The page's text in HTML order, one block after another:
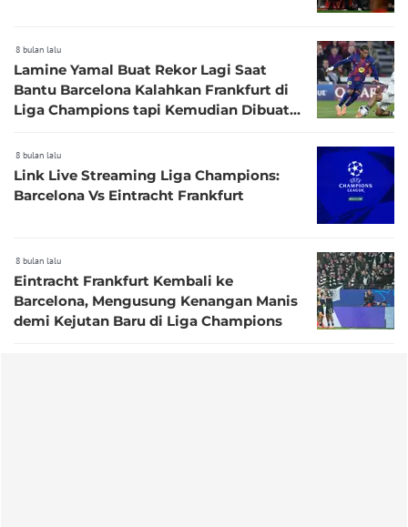
8 bulan lalu
Lamine Yamal Buat Rekor Lagi Saat
Bantu Barcelona Kalahkan Frankfurt di
Liga Champions tapi Kemudian Dibuat
8 bulan lalu
Link Live Streaming Liga Champions:
Barcelona Vs Eintracht Frankfurt
8 bulan lalu
Eintracht Frankfurt Kembali ke
Barcelona, Mengusung Kenangan Manis
demi Kejutan Baru di Liga Champions